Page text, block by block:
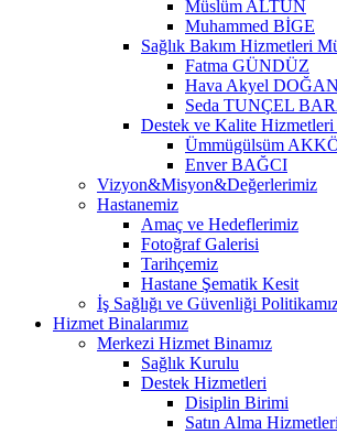
Müslüm ALTUN
Muhammed BİGE
Sağlık Bakım Hizmetleri
Fatma GÜNDÜZ
Hava Akyel DOĞAN
Seda TUNÇEL
Destek ve Kalite
Ümmügülsüm
Enver BAĞCI
Vizyon&Misyon&Değerlerimiz
Hastanemiz
Amaç ve Hedeflerimiz
Fotoğraf Galerisi
Tarihçemiz
Hastane Şematik Kesit
İş Sağlığı ve Güvenliği
Hizmet Binalarımız
Merkezi Hizmet Binamız
Sağlık Kurulu
Destek Hizmetleri
Disiplin Birimi
Satın Alma Hizmetleri